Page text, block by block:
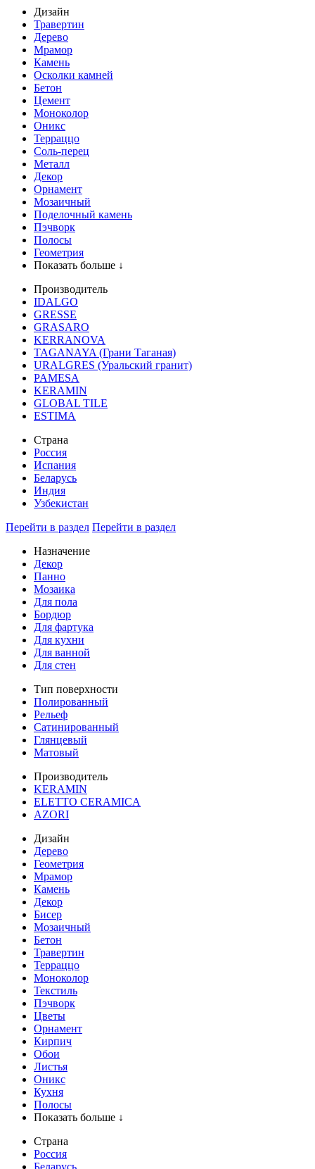
Дизайн
Травертин
Дерево
Мрамор
Камень
Осколки камней
Бетон
Цемент
Моноколор
Оникс
Терраццо
Соль-перец
Металл
Декор
Орнамент
Мозаичный
Поделочный камень
Пэчворк
Полосы
Геометрия
Показать больше ↓
Производитель
IDALGO
GRESSE
GRASARO
KERRANOVA
TAGANAYA (Грани Таганая)
URALGRES (Уральский гранит)
PAMESA
KERAMIN
GLOBAL TILE
ESTIMA
Страна
Россия
Испания
Беларусь
Индия
Узбекистан
Перейти в раздел Перейти в раздел
Назначение
Декор
Панно
Мозаика
Для пола
Бордюр
Для фартука
Для кухни
Для ванной
Для стен
Тип поверхности
Полированный
Рельеф
Сатинированный
Глянцевый
Матовый
Производитель
KERAMIN
ELETTO CERAMICA
AZORI
Дизайн
Дерево
Геометрия
Мрамор
Камень
Декор
Бисер
Мозаичный
Бетон
Травертин
Терраццо
Моноколор
Текстиль
Пэчворк
Цветы
Орнамент
Кирпич
Обои
Листья
Оникс
Кухня
Полосы
Показать больше ↓
Страна
Россия
Беларусь